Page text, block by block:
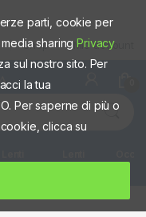
Shop Mio account
parti, cookie per
sharingPrivacy
sul nostro sito. Per
la tua
Per saperne di più o
clicca su